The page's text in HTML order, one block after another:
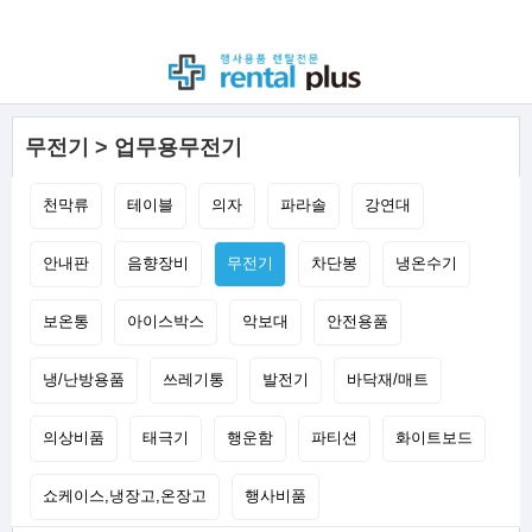
무전기 > 업무용무전기
천막류 테이블 의자 파라솔 강연대
안내판 음향장비 무전기 차단봉 냉온수기
보온통 아이스박스 악보대 안전용품
냉/난방용품 쓰레기통 발전기 바닥재/매트
의상비품 태극기 행운함 파티션 화이트보드
쇼케이스,냉장고,온장고 행사비품